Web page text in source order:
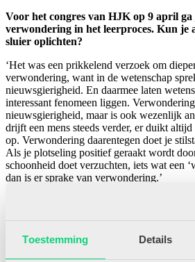
Toestemming Details
Voor het congres van HJK op 9 april
verwondering in het leerproces. Kun je
sluier oplichten?
‘Het was een prikkelend verzoek om
verwondering, want in de wetenschap
nieuwsgierigheid. En daarmee laten
interessant fenomeen liggen.
nieuwsgierigheid, maar is ook wezenlijk
drijft een mens steeds verder, er duikt
op. Verwondering daarentegen doet je
Als je plotseling positief geraakt wordt
schoonheid doet verzuchten, iets wat een
dan is er sprake van verwondering.’
‘We moeten durven loslaten, om meer
Een neurowetenschapper verklaart dat